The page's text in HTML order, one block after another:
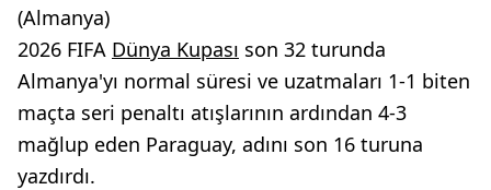
(Almanya)
2026 FIFA Dünya Kupası son 32 turunda
Almanya'yı normal süresi ve uzatmaları 1-1 biten
maçta seri penaltı atışlarının ardından 4-3
mağlup eden Paraguay, adını son 16 turuna
yazdırdı.